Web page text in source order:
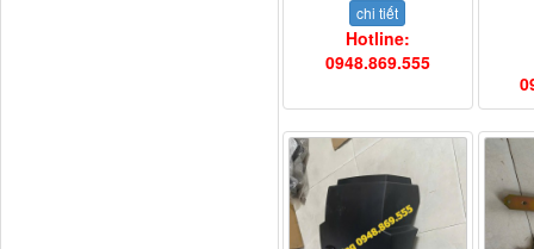
chi tiết
Hotline:
0948.869.555